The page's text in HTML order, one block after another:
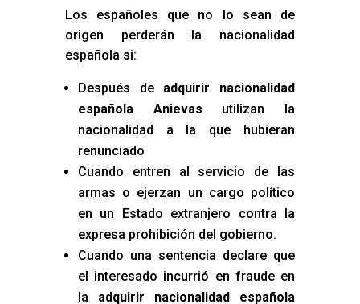
Los españoles que no lo sean de
origen perderán la nacionalidad
española si:
Después de adquirir nacionalidad
española Anievas utilizan la
nacionalidad a la que hubieran
renunciado
Cuando entren al servicio de las
armas o ejerzan un cargo político
en un Estado extranjero contra la
expresa prohibición del gobierno.
Cuando una sentencia declare que
el interesado incurrió en fraude en
la adquirir nacionalidad española